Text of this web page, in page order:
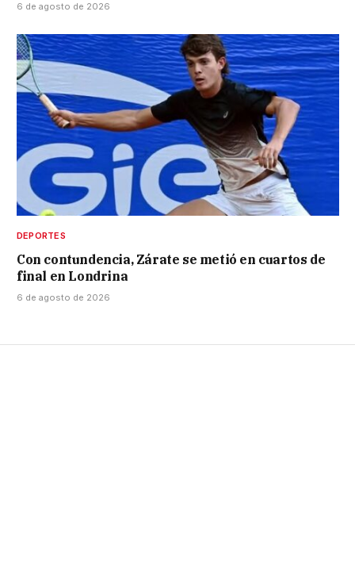
6 de agosto de 2026
DEPORTES
Con contundencia, Zárate se metió en cuartos de
final en Londrina
6 de agosto de 2026